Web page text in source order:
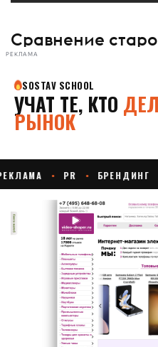
Сравнение
РЕКЛАМА